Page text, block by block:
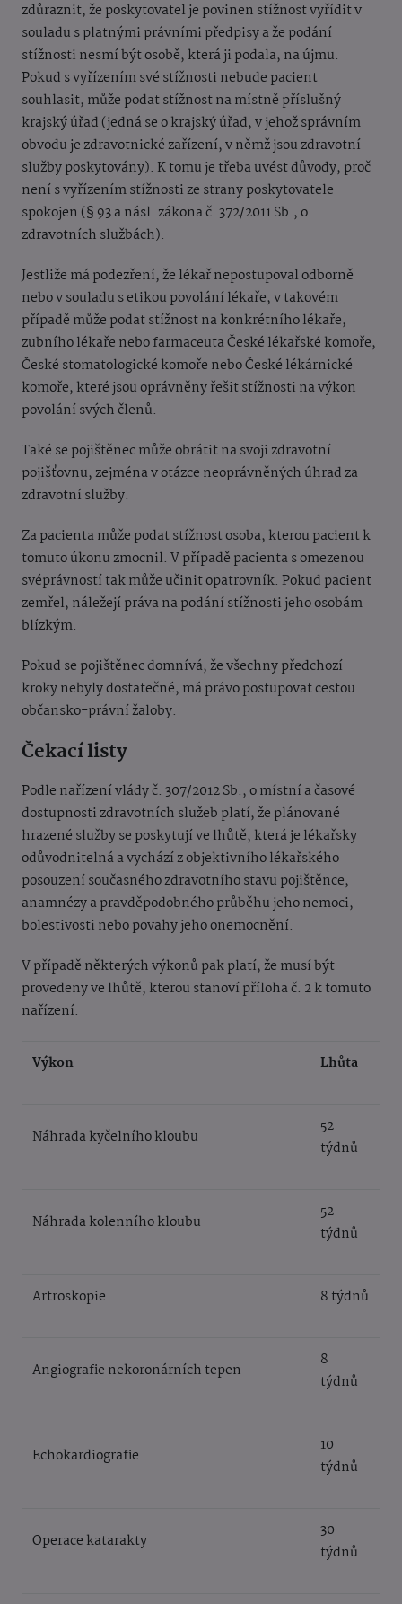
zdůraznit, že poskytovatel je povinen stížnost vyřídit v
souladu s platnými právními předpisy a že podání
stížnosti nesmí být osobě, která ji podala, na újmu.
Pokud s vyřízením své stížnosti nebude pacient
souhlasit, může podat stížnost na místně příslušný
krajský úřad (jedná se o krajský úřad, v jehož správním
obvodu je zdravotnické zařízení, v němž jsou zdravotní
služby poskytovány). K tomu je třeba uvést důvody, proč
není s vyřízením stížnosti ze strany poskytovatele
spokojen (§ 93 a násl. zákona č. 372/2011 Sb., o
zdravotních službách).
Jestliže má podezření, že lékař nepostupoval odborně
nebo v souladu s etikou povolání lékaře, v takovém
případě může podat stížnost na konkrétního lékaře,
zubního lékaře nebo farmaceuta České lékařské komoře,
České stomatologické komoře nebo České lékárnické
komoře, které jsou oprávněny řešit stížnosti na výkon
povolání svých členů.
Také se pojištěnec může obrátit na svoji zdravotní
pojišťovnu, zejména v otázce neoprávněných úhrad za
zdravotní služby.
Za pacienta může podat stížnost osoba, kterou pacient k
tomuto úkonu zmocnil. V případě pacienta s omezenou
svéprávností tak může učinit opatrovník. Pokud pacient
zemřel, náležejí práva na podání stížnosti jeho osobám
blízkým.
Pokud se pojištěnec domnívá, že všechny předchozí
kroky nebyly dostatečné, má právo postupovat cestou
občansko-právní žaloby.
Čekací listy
Podle nařízení vlády č. 307/2012 Sb., o místní a časové
dostupnosti zdravotních služeb platí, že plánované
hrazené služby se poskytují ve lhůtě, která je lékařsky
odůvodnitelná a vychází z objektivního lékařského
posouzení současného zdravotního stavu pojištěnce,
anamnézy a pravděpodobného průběhu jeho nemoci,
bolestivosti nebo povahy jeho onemocnění.
V případě některých výkonů pak platí, že musí být
provedeny ve lhůtě, kterou stanoví příloha č. 2 k tomuto
nařízení.
Výkon Lhůta
Náhrada kyčelního kloubu
52
týdnů
Náhrada kolenního kloubu
52
týdnů
Artroskopie 8 týdnů
Angiografie nekoronárních tepen
8
týdnů
Echokardiografie
10
týdnů
Operace katarakty
30
týdnů